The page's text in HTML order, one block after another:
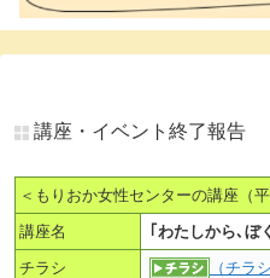
講座・イベント終了報告
＜もりおか女性センターの講座（
講座名
｢わたしから､ぼ
チラシ
（チラ